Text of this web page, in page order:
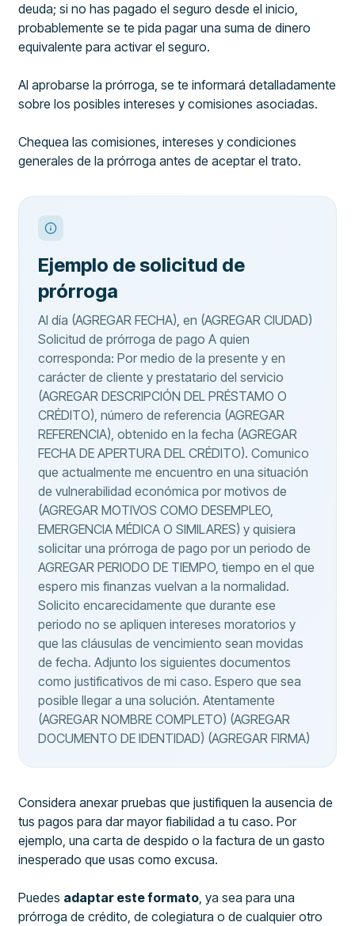
deuda; si no has pagado el seguro desde el inicio,
probablemente se te pida pagar una suma de dinero
equivalente para activar el seguro.
Al aprobarse la prórroga, se te informará detalladamente
sobre los posibles intereses y comisiones asociadas.
Chequea las comisiones, intereses y condiciones
generales de la prórroga antes de aceptar el trato.
Ejemplo de solicitud de
prórroga
Al día (AGREGAR FECHA), en (AGREGAR CIUDAD)
Solicitud de prórroga de pago A quien
corresponda: Por medio de la presente y en
carácter de cliente y prestatario del servicio
(AGREGAR DESCRIPCIÓN DEL PRÉSTAMO O
CRÉDITO), número de referencia (AGREGAR
REFERENCIA), obtenido en la fecha (AGREGAR
FECHA DE APERTURA DEL CRÉDITO). Comunico
que actualmente me encuentro en una situación
de vulnerabilidad económica por motivos de
(AGREGAR MOTIVOS COMO DESEMPLEO,
EMERGENCIA MÉDICA O SIMILARES) y quisiera
solicitar una prórroga de pago por un periodo de
AGREGAR PERIODO DE TIEMPO, tiempo en el que
espero mis finanzas vuelvan a la normalidad.
Solicito encarecidamente que durante ese
periodo no se apliquen intereses moratorios y
que las cláusulas de vencimiento sean movidas
de fecha. Adjunto los siguientes documentos
como justificativos de mi caso. Espero que sea
posible llegar a una solución. Atentamente
(AGREGAR NOMBRE COMPLETO) (AGREGAR
DOCUMENTO DE IDENTIDAD) (AGREGAR FIRMA)
Considera anexar pruebas que justifiquen la ausencia de
tus pagos para dar mayor fiabilidad a tu caso. Por
ejemplo, una carta de despido o la factura de un gasto
inesperado que usas como excusa.
Puedes adaptar este formato, ya sea para una
prórroga de crédito, de colegiatura o de cualquier otro